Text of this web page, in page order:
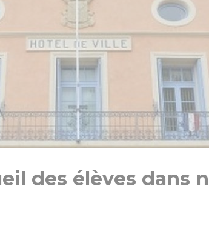
des élèves dans